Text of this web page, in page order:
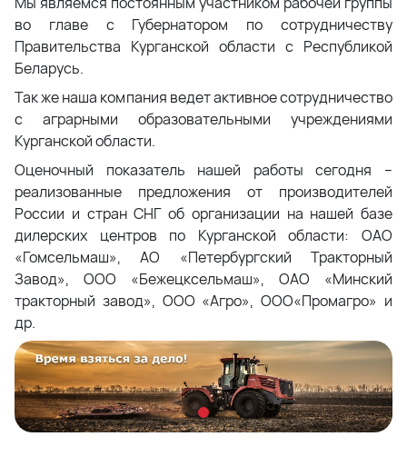
во главе с Губернатором по сотрудничеству
Правительства Курганской области с Республикой
Беларусь.
Так же наша компания ведет активное сотрудничество
с аграрными образовательными учреждениями
Курганской области.
Оценочный показатель нашей работы сегодня –
реализованные предложения от производителей
России и стран СНГ об организации на нашей базе
дилерских центров по Курганской области: ОАО
«Гомсельмаш», АО «Петербургский Тракторный
Завод», ООО «Бежецксельмаш», ОАО «Минский
тракторный завод», ООО «Агро», ООО«Промагро» и
др.